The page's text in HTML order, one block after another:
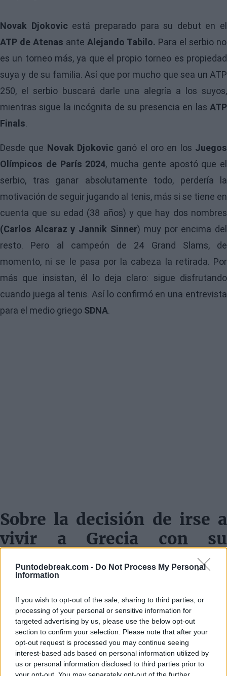
Puntodebreak.com - Do Not Process My Personal
Information
If you wish to opt-out of the sale, sharing to third parties, or
processing of your personal or sensitive information for
targeted advertising by us, please use the below opt-out
section to confirm your selection. Please note that after your
opt-out request is processed you may continue seeing
interest-based ads based on personal information utilized by
us or personal information disclosed to third parties prior to
your opt-out. You may separately opt-out of the further
Novak Djokovic está preparado para su debut en el
ATP de Atenas ante Alejando Tabilo. Para el serbio no
es un torneo más, ya que el propio torneo es propiedad
suya y de su familia. Así que por mucho que sea un ATP
250, el serbio buscará darle una alegría a los suyos,
mientras sigue la incógnita de su presencia en las ATP
Finals.
Desde que Novak Djokovic ganó el oro en los Juegos
Olímpicos de París 2024, mucha gente apostó que el
serbio, tras ganar absolutamente todo, perdería la
motivación de seguir jugando al tenis, más si se tiene en
cuenta que su edad (38 años) y que hay dos nombres
(Carlos Alcaraz y Jannik Sinner) muy por encima del
resto. Pero al campeón de 24 Grand Slams, de
momento, ni se le pasa por la cabeza la retirada. Por
más que insistan, él lo deja claro: sigue disfrutando
cuando juega al tenis. Así lo confirmó en una entrevista
para el medio griego SDNA.
Sobre la decisión de irse a
vivir a Grecia con su
"Para ser honesto, no lo planeé con mucha antelación.
cosas y hemos tomado nuevas decisiones, tanto en el
plano personal como en el profesional. Pero así es la
vida. Tenemos dos hijos pequeños y tratamos de
adaptarnos y encontrar el mejor entorno para ellos. Esa
es nuestra prioridad: que crezcan en un ambiente que